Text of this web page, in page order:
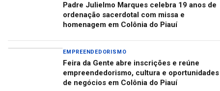
Padre Julielmo Marques celebra 19 anos de
ordenação sacerdotal com missa e
homenagem em Colônia do Piauí
EMPREENDEDORISMO
Feira da Gente abre inscrições e reúne
empreendedorismo, cultura e oportunidades
de negócios em Colônia do Piauí